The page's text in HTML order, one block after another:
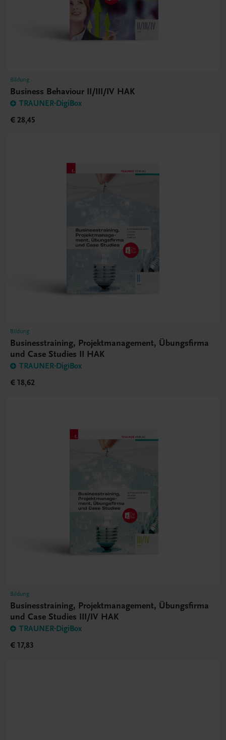
Bildung
Business Behaviour II/III/IV HAK
TRAUNER-DigiBox
€ 28,45
Bildung
Businesstraining, Projektmanagement, Übungsfirma
und Case Studies II HAK
TRAUNER-DigiBox
€ 18,62
Bildung
Businesstraining, Projektmanagement, Übungsfirma
und Case Studies III/IV HAK
TRAUNER-DigiBox
€ 17,83